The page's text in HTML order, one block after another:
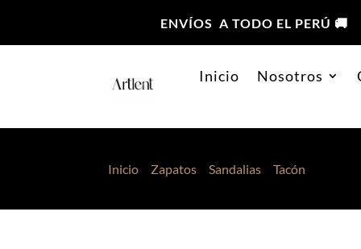
ENVÍOS A TODO EL PERÚ 🚚
Inicio Nosotros
Inicio Zapatos >Sandalias >Tacón